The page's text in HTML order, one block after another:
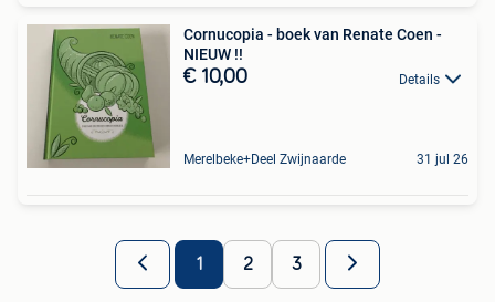
Cornucopia - boek van Renate Coen -
NIEUW !!
€ 10,00 Details
Merelbeke+Deel Zwijnaarde 31 jul 26
1 2 3